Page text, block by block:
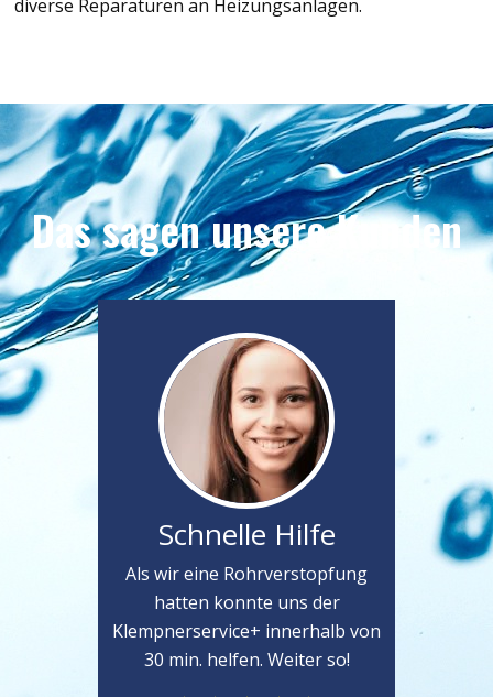
diverse Reparaturen an Heizungsanlagen.
Das sagen unsere Kunden
Schnelle Hilfe
Als wir eine Rohrverstopfung
hatten konnte uns der
Klempnerservice+ innerhalb von
30 min. helfen. Weiter so!